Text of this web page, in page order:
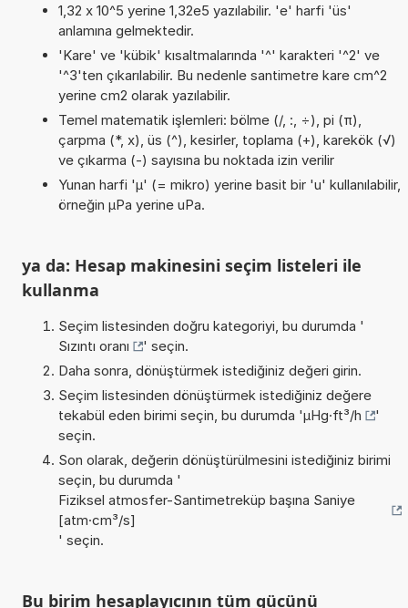
1,32 x 10^5 yerine 1,32e5 yazılabilir. 'e' harfi 'üs'
anlamına gelmektedir.
'Kare' ve 'kübik' kısaltmalarında '^' karakteri '^2' ve
'^3'ten çıkarılabilir. Bu nedenle santimetre kare cm^2
yerine cm2 olarak yazılabilir.
Temel matematik işlemleri: bölme (/, :, ÷), pi (π),
çarpma (*, x), üs (^), kesirler, toplama (+), karekök (√)
ve çıkarma (-) sayısına bu noktada izin verilir
Yunan harfi 'µ' (= mikro) yerine basit bir 'u' kullanılabilir,
örneğin µPa yerine uPa.
ya da: Hesap makinesini seçim listeleri ile
kullanma
Seçim listesinden doğru kategoriyi, bu durumda '
Sızıntı oranı
' seçin.
Daha sonra, dönüştürmek istediğiniz değeri girin.
Seçim listesinden dönüştürmek istediğiniz değere
tekabül eden birimi seçin, bu durumda 'µHg·ft³/h
'
seçin.
Son olarak, değerin dönüştürülmesini istediğiniz birimi
seçin, bu durumda '
Fiziksel atmosfer-Santimetreküp başına Saniye
[atm·cm³/s]
' seçin.
Bu birim hesaplayıcının tüm gücünü